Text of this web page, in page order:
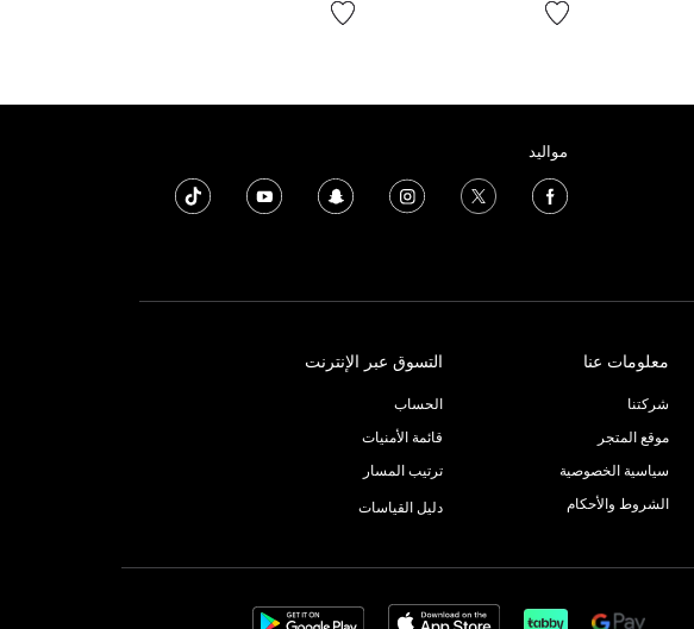
مواليد
معلومات عنا
شركتنا
موقع المتجر
سياسية الخصوصية
الشروط والأحكام
التسوق عبر الإنترنت
الحساب
قائمة الأمنيات
ترتيب المسار
دليل القياسات